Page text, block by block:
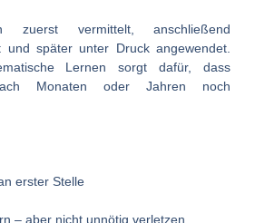
zuerst vermittelt, anschließend
und später unter Druck angewendet.
Lernen sorgt dafür, dass
Monaten oder Jahren noch
erster Stelle
– aber nicht unnötig verletzen.